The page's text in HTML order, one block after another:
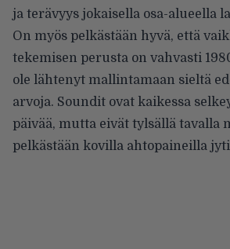
ja terävyys jokaisella osa-alueella
On myös pelkästään hyvä, että
tekemisen perusta on vahvasti
ole lähtenyt mallintamaan sieltä
arvoja. Soundit ovat kaikessa
päivää, mutta eivät tylsällä tavalla
pelkästään kovilla ahtopaineilla